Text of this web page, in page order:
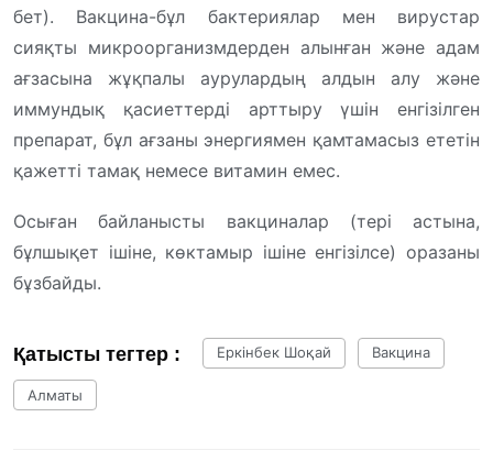
бет). Вакцина-бұл бактериялар мен вирустар
сияқты микроорганизмдерден алынған және адам
ағзасына жұқпалы аурулардың алдын алу және
иммундық қасиеттерді арттыру үшін енгізілген
препарат, бұл ағзаны энергиямен қамтамасыз ететін
қажетті тамақ немесе витамин емес.
Осыған байланысты вакциналар (тері астына,
бұлшықет ішіне, көктамыр ішіне енгізілсе) оразаны
бұзбайды.
Қатысты тегтер : Еркінбек Шоқай Вакцина
Алматы